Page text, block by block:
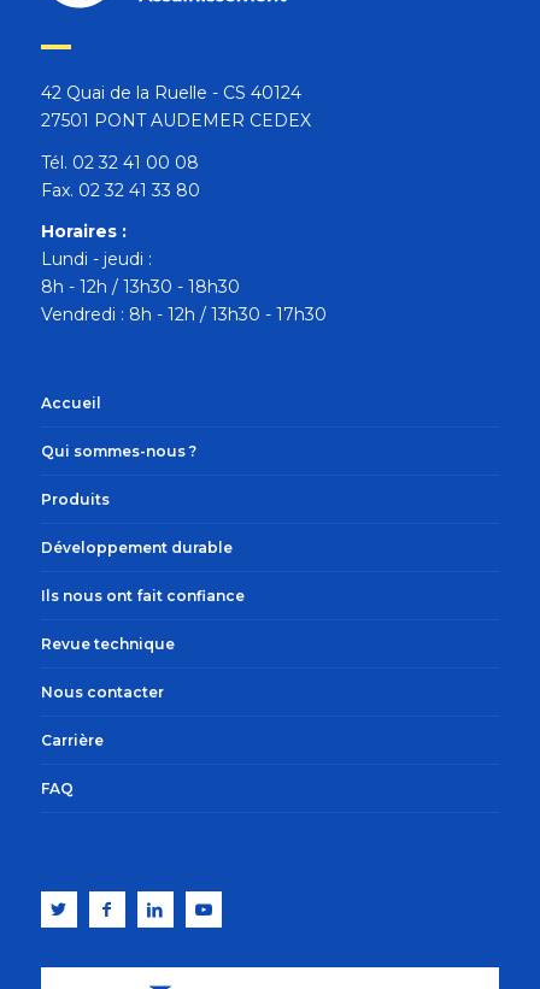
42 Quai de la Ruelle - CS 40124
27501 PONT AUDEMER CEDEX
Tél. 02 32 41 00 08
Fax. 02 32 41 33 80
Horaires :
Lundi - jeudi :
8h - 12h / 13h30 - 18h30
Vendredi : 8h - 12h / 13h30 - 17h30
Accueil
Qui sommes-nous ?
Produits
Développement durable
Ils nous ont fait confiance
Revue technique
Nous contacter
Carrière
FAQ